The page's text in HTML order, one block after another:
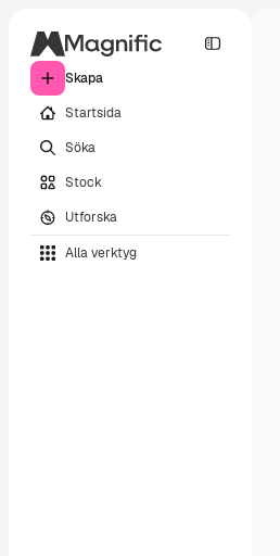
Skapa
Startsida
Söka
Stock
Utforska
Alla verktyg